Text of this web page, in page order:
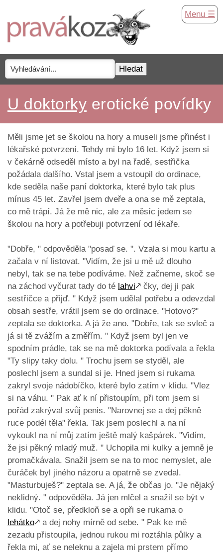
Menu ☰
U doktorky erotické povídky
Měli jsme jet se školou na hory a museli jsme přinést i
lékařské potvrzení. Tehdy mi bylo 16 let. Když jsem si
v čekárně odseděl místo a byl na řadě, sestřička
požádala dalšího. Vstal jsem a vstoupil do ordinace,
kde seděla naše paní doktorka, které bylo tak plus
mínus 45 let. Zavřel jsem dveře a ona se mě zeptala,
co mě trápí. Já že mě nic, ale za měsíc jedem se
školou na hory a potřebuji potvrzení od lékaře.
"Dobře, " odpověděla "posaď se. ". Vzala si mou kartu a
začala v ní listovat. "Vidím, že jsi u mě už dlouho
nebyl, tak se na tebe podíváme. Než začneme, skoč se
na záchod vyčurat tady do té lahvi🡕 čky, dej ji pak
sestřičce a přijď. " Když jsem udělal potřebu a odevzdal
obsah sestře, vrátil jsem se do ordinace. "Hotovo?"
zeptala se doktorka. A já že ano. "Dobře, tak se svleč a
já si tě zvážím a změřím. " Když jsem byl jen ve
spodním prádle, tak se na mě doktorka podívala a řekla
"Ty slipy taky dolu. " Trochu jsem se styděl, ale
poslechl jsem a sundal si je. Hned jsem si rukama
zakryl svoje nádobíčko, které bylo zatím v klidu. "Vlez
si na váhu. " Pak ať k ní přistoupím, při tom jsem si
pořád zakrýval svůj penis. "Narovnej se a dej pěkně
ruce podél těla" řekla. Tak jsem poslechl a na ní
vykoukl na ní můj zatím ještě malý kašpárek. "Vidím,
že jsi pěkný mladý muž. " Uchopila mi kulky a jemně je
promačkávala. Snažil jsem se na to moc nemyslet, ale
čuráček byl jiného názoru a opatrně se zvedal.
"Masturbuješ?" zeptala se. A já, že občas jo. "Je nějaký
neklidný. " odpověděla. Já jen mlčel a snažil se být v
klidu. "Otoč se, předkloň se a opři se rukama o
lehátko🡕 a dej nohy mírně od sebe. " Pak ke mě
zezadu přistoupila, jednou rukou mi roztáhla půlky a
řekla mi, ať se neleknu a zajela mi prstem přímo